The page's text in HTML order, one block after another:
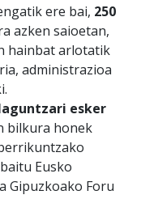
ere bai, 250
azken saioetan,
hainbat arlotatik
administrazioa
esker
bilkura honek
Eusko
Gipuzkoako Foru